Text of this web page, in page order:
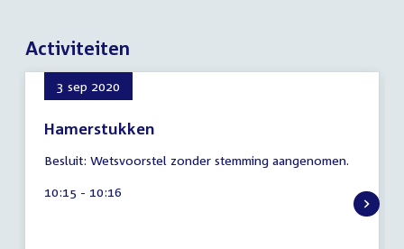
Activiteiten
3 sep 2020
Hamerstukken
augustus
Besluit: Wetsvoorstel zonder stemming aangenomen.
Tijd
10:15 - 10:16